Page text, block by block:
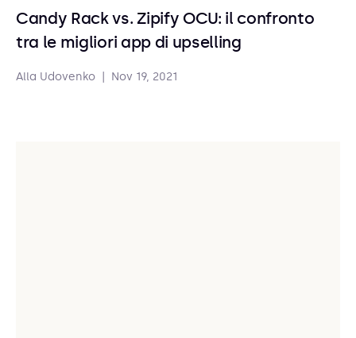
Candy Rack vs. Zipify OCU: il confronto
tra le migliori app di upselling
Alla Udovenko Nov 19, 2021